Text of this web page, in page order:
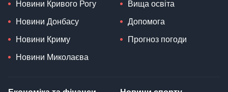
Новини Кривого Рогу
Новини Донбасу
Новини Криму
Новини Миколаєва
Вища освіта
Допомога
Прогноз погоди